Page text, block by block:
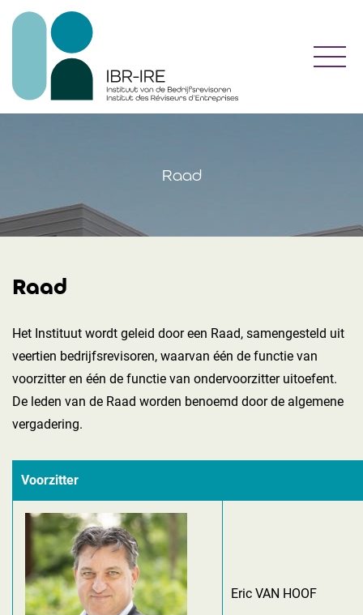
Raad
Raad
Het Instituut wordt geleid door een Raad, samengesteld uit
veertien bedrijfsrevisoren, waarvan één de functie van
voorzitter en één de functie van ondervoorzitter uitoefent.
De leden van de Raad worden benoemd door de algemene
vergadering.
Voorzitter
Eric VAN HOOF